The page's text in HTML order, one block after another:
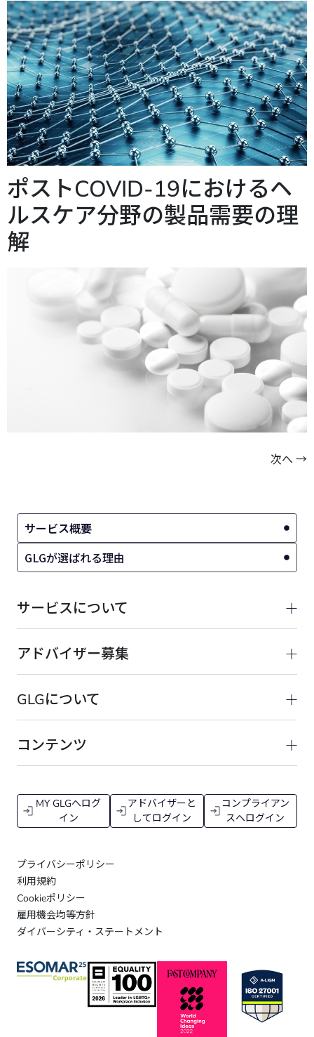
ポストCOVID-19におけるヘ
ルスケア分野の製品需要の理
解
次へ →
サービス概要
GLGが選ばれる理由
サービスについて
アドバイザー募集
GLGについて
コンテンツ
MY GLGへログ
イン
アドバイザーと
してログイン
コンプライアン
スへログイン
プライバシーポリシー
利用規約
Cookieポリシー
雇用機会均等方針
ダイバーシティ・ステートメント